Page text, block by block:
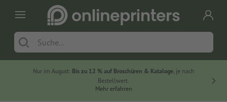
Nur im August: Bis zu 12 % auf Broschüren & Kataloge, je nach
Bestellwert.
Mehr erfahren